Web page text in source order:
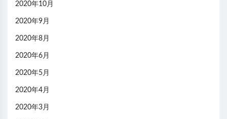
2020年10月
2020年9月
2020年8月
2020年6月
2020年5月
2020年4月
2020年3月